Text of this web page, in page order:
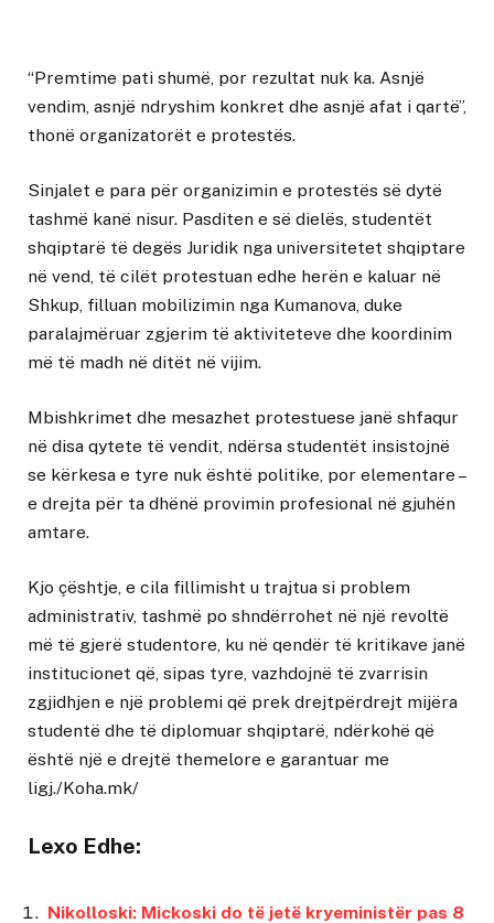
“Premtime pati shumë, por rezultat nuk ka. Asnjë
vendim, asnjë ndryshim konkret dhe asnjë afat i qartë”,
thonë organizatorët e protestës.
Sinjalet e para për organizimin e protestës së dytë
tashmë kanë nisur. Pasditen e së dielës, studentët
shqiptarë të degës Juridik nga universitetet shqiptare
në vend, të cilët protestuan edhe herën e kaluar në
Shkup, filluan mobilizimin nga Kumanova, duke
paralajmëruar zgjerim të aktiviteteve dhe koordinim
më të madh në ditët në vijim.
Mbishkrimet dhe mesazhet protestuese janë shfaqur
në disa qytete të vendit, ndërsa studentët insistojnë
se kërkesa e tyre nuk është politike, por elementare –
e drejta për ta dhënë provimin profesional në gjuhën
amtare.
Kjo çështje, e cila fillimisht u trajtua si problem
administrativ, tashmë po shndërrohet në një revoltë
më të gjerë studentore, ku në qendër të kritikave janë
institucionet që, sipas tyre, vazhdojnë të zvarrisin
zgjidhjen e një problemi që prek drejtpërdrejt mijëra
studentë dhe të diplomuar shqiptarë, ndërkohë që
është një e drejtë themelore e garantuar me
ligj./Koha.mk/
Lexo Edhe:
Nikolloski: Mickoski do të jetë kryeministër pas 8